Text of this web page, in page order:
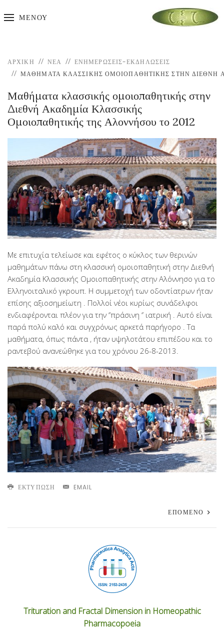
ΜΕΝΟΎ
ΑΡΧΙΚΉ ΝΕΑ
ΕΝΗΜΕΡΏΣΕΙΣ-ΕΚΔΗΛΏΣΕΙΣ
ΜΑΘΉΜΑΤΑ ΚΛΑΣΣΙΚΉΣ ΟΜΟΙΟΠΑΘΗΤΙΚΉΣ ΣΤΗΝ ΔΙΕΘΝΉ
Μαθήματα κλασσικής ομοιοπαθητικής στην
Διεθνή Ακαδημία Κλασσικής
Ομοιοπαθητικής της Αλοννήσου το 2012
Με επιτυχία τελείωσε και εφέτος ο κύκλος των θερινών
μαθημάτων πάνω στη κλασσική ομοιοπαθητική στην Διεθνή
Ακαδημία Κλασσικής Ομοιοπαθητικής στην Αλόννησο για το
Ελληνοιταλικό γκρουπ. Η συμμετοχή των οδοντίατρων ήταν
επίσης αξιοσημείωτη . Πολλοί νέοι κυρίως συνάδελφοι
ενδιαφέρονται πλέον για την ‘’πράσινη ‘’ ιατρική . Αυτό είναι
παρά πολύ καλό και συγχρόνως αρκετά παρήγορο . Τα
μαθήματα, όπως πάντα , ήταν υψηλοτάτου επιπέδου και το
ραντεβού ανανεώθηκε για του χρόνου 26-8-2013.
ΕΚΤΎΠΩΣΗ EMAIL
ΕΠΌΜΕΝΟ
Trituration and Fractal Dimension in Homeopathic
Pharmacopoeia